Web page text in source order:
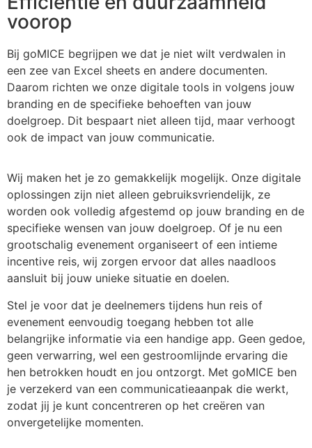
voorop
Bij goMICE begrijpen we dat je niet wilt verdwalen in
een zee van Excel sheets en andere documenten.
Daarom richten we onze digitale tools in volgens jouw
branding en de specifieke behoeften van jouw
doelgroep. Dit bespaart niet alleen tijd, maar verhoogt
ook de impact van jouw communicatie.
Wij maken het je zo gemakkelijk mogelijk. Onze digitale
oplossingen zijn niet alleen gebruiksvriendelijk, ze
worden ook volledig afgestemd op jouw branding en de
specifieke wensen van jouw doelgroep. Of je nu een
grootschalig evenement organiseert of een intieme
incentive reis, wij zorgen ervoor dat alles naadloos
aansluit bij jouw unieke situatie en doelen.
Stel je voor dat je deelnemers tijdens hun reis of
evenement eenvoudig toegang hebben tot alle
belangrijke informatie via een handige app. Geen gedoe,
geen verwarring, wel een gestroomlijnde ervaring die
hen betrokken houdt en jou ontzorgt. Met goMICE ben
je verzekerd van een communicatieaanpak die werkt,
zodat jij je kunt concentreren op het creëren van
onvergetelijke momenten.